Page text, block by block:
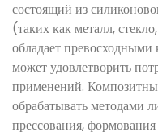
состоящий из
(таких как металл,
обладает
может удовлетворить
применений.
обрабатывать методами
прессования,